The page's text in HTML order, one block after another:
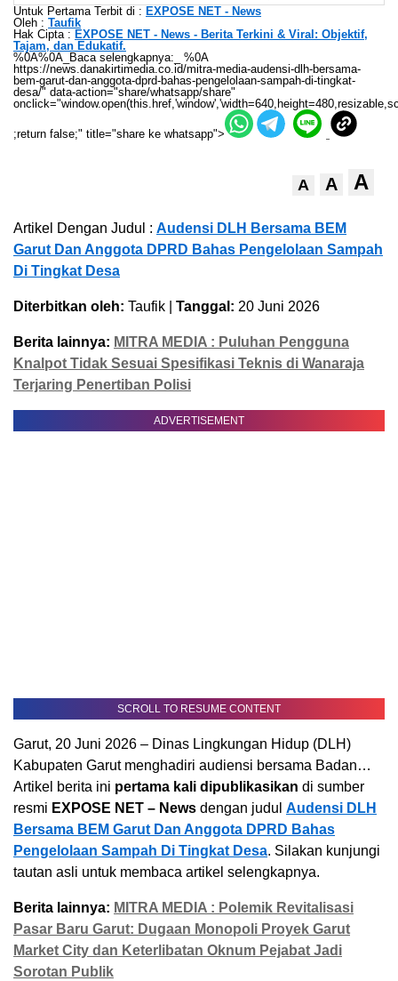
Untuk Pertama Terbit di : EXPOSE NET - News
Oleh : Taufik
Hak Cipta : EXPOSE NET - News - Berita Terkini & Viral: Objektif,
Tajam, dan Edukatif.
%0A%0A_Baca selengkapnya:_ %0A
https://news.danakirtimedia.co.id/mitra-media-audensi-dlh-bersama-
bem-garut-dan-anggota-dprd-bahas-pengelolaan-sampah-di-tingkat-
desa/" data-action="share/whatsapp/share"
;return false;" title="share ke whatsapp">
A A A
Artikel Dengan Judul : Audensi DLH Bersama BEM
Garut Dan Anggota DPRD Bahas Pengelolaan Sampah
Di Tingkat Desa
Diterbitkan oleh: Taufik | Tanggal: 20 Juni 2026
Berita lainnya: MITRA MEDIA : Puluhan Pengguna
Knalpot Tidak Sesuai Spesifikasi Teknis di Wanaraja
Terjaring Penertiban Polisi
ADVERTISEMENT
SCROLL TO RESUME CONTENT
Garut, 20 Juni 2026 – Dinas Lingkungan Hidup (DLH)
Kabupaten Garut menghadiri audiensi bersama Badan…
Artikel berita ini pertama kali dipublikasikan di sumber
resmi EXPOSE NET – News dengan judul Audensi DLH
Bersama BEM Garut Dan Anggota DPRD Bahas
Pengelolaan Sampah Di Tingkat Desa. Silakan kunjungi
tautan asli untuk membaca artikel selengkapnya.
Berita lainnya: MITRA MEDIA : Polemik Revitalisasi
Pasar Baru Garut: Dugaan Monopoli Proyek Garut
Market City dan Keterlibatan Oknum Pejabat Jadi
Sorotan Publik